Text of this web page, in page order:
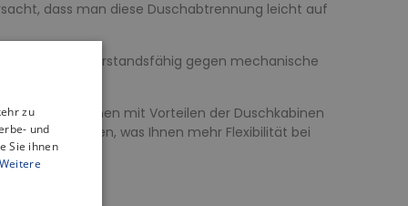
dass man diese Duschabtrennung leicht auf
extrem widerstandsfähig gegen mechanische
der Badewannen mit Vorteilen der Duschkabinen
erfolgen, was Ihnen mehr Flexibilität bei
zu
und
Sie ihnen
Weitere